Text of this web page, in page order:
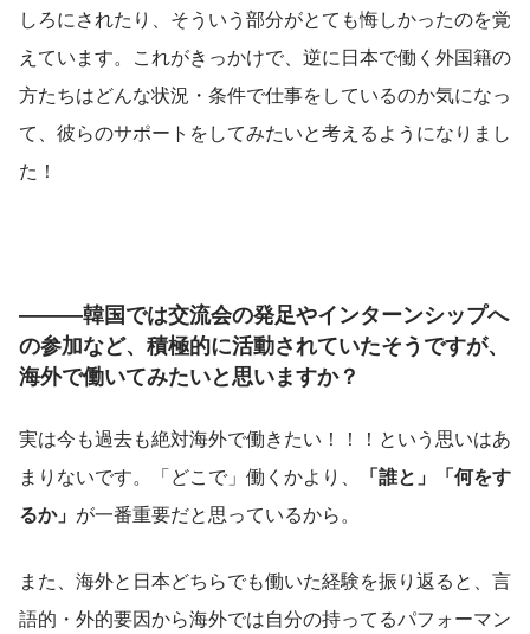
しろにされたり、そういう部分がとても悔しかったのを覚
えています。これがきっかけで、逆に日本で働く外国籍の
方たちはどんな状況・条件で仕事をしているのか気になっ
て、彼らのサポートをしてみたいと考えるようになりまし
た！
―――韓国では交流会の発足やインターンシップへ
の参加など、積極的に活動されていたそうですが、
海外で働いてみたいと思いますか？
実は今も過去も絶対海外で働きたい！！！という思いはあ
まりないです。「どこで」働くかより、
「誰と」「何をす
るか」 が一番重要だと思っているから。
また、海外と日本どちらでも働いた経験を振り返ると、言
語的・外的要因から海外では自分の持ってるパフォーマン